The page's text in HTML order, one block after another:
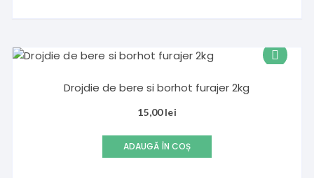
Drojdie de bere si borhot furajer 2kg
15,00lei
ADAUGĂ ÎN COȘ